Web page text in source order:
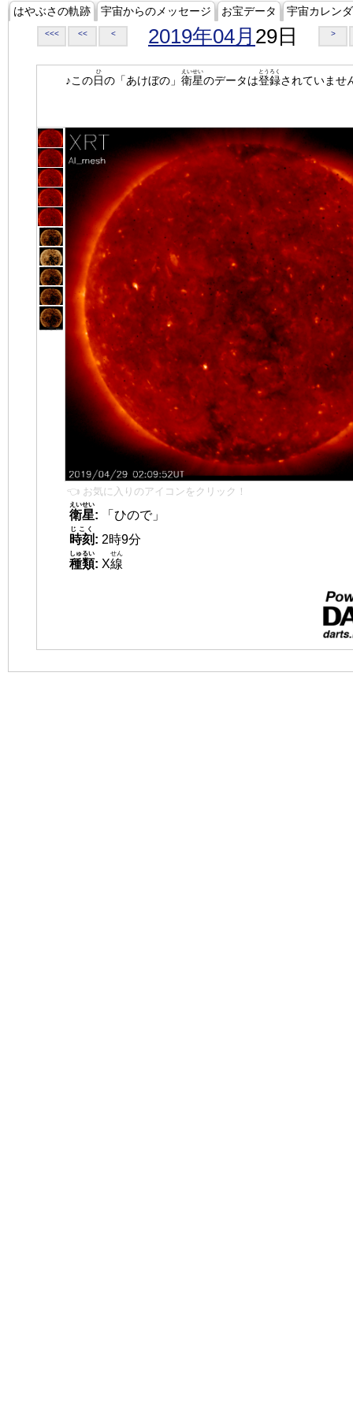
はやぶさの軌跡 宇宙からのメッセージ お宝データ 宇宙カレン
<<< << < 2019年04月 29日 >
♪この日
ひ
の「あけぼの」 衛星
えいせい
のデータは登録
とうろく
されていませ
👈 お気に入りのアイコンをクリック！
衛星
えいせい
:
「ひので」
時刻
じこく
: 2時9分
種類
しゅるい
: X線
せん